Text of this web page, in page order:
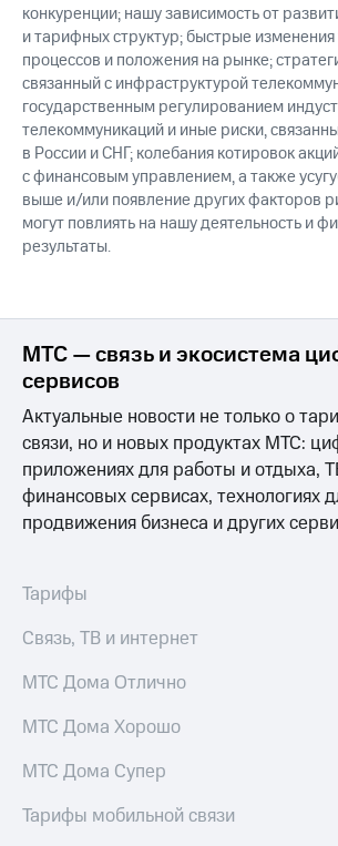
конкуренции; нашу зависимость от
и тарифных структур; быстрые изменения
процессов и положения на рынке;
связанный с инфраструктурой
государственным регулированием
телекоммуникаций и иные риски,
в России и СНГ; колебания котировок
с финансовым управлением, а также
выше и/или появление других факторов
могут повлиять на нашу деятельность и
результаты.
МТС — связь и экосистема
сервисов
Актуальные новости не только о
связи, но и новых продуктах МТС:
приложениях для работы и отдыха,
финансовых сервисах, технологиях
продвижения бизнеса и других
Тарифы
Связь, ТВ и интернет
МТС Дома Отлично
МТС Дома Хорошо
МТС Дома Супер
Тарифы мобильной связи